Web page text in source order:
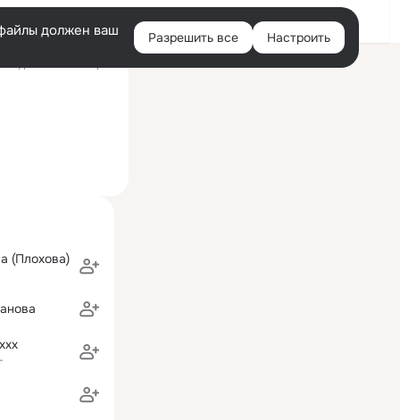
Войти
должен ваш
Разрешить все Настроить
(Плохова)